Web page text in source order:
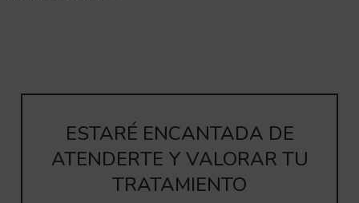
ESTARÉ ENCANTADA DE
ATENDERTE Y VALORAR TU
TRATAMIENTO